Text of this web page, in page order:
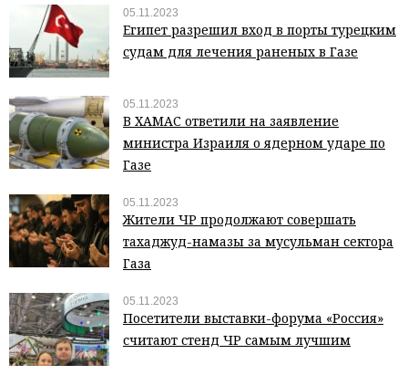
05.11.2023
Египет разрешил вход в порты турецким
судам для лечения раненых в Газе
05.11.2023
В ХАМАС ответили на заявление
министра Израиля о ядерном ударе по
Газе
05.11.2023
Жители ЧР продолжают совершать
тахаджуд-намазы за мусульман сектора
Газа
05.11.2023
Посетители выставки-форума «Россия»
считают стенд ЧР самым лучшим